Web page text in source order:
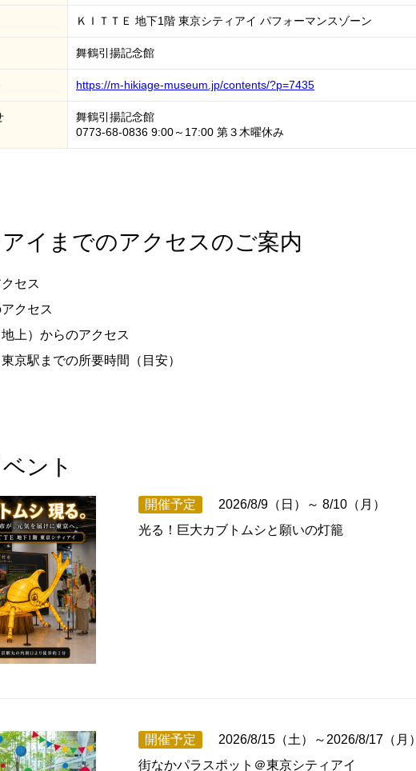
ＫＩＴＴＥ 地下1階 東京シティアイ パフォーマンスゾーン
舞鶴引揚記念館
https://m-hikiage-museum.jp/contents/?p=7435
舞鶴引揚記念館
0773-68-0836 9:00～17:00 第３木曜休み
イまでのアクセスのご案内
セス
クセス
上）からのアクセス
京駅までの所要時間（目安）
ント
開催予定
2026/8/9（日）～ 8/10（月）
光る！巨大カブトムシと願いの灯籠
開催予定
2026/8/15（土）～2026/8/17（月）
街なかパラスポット＠東京シティアイ